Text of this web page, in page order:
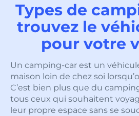
Types de
trouvez le
pour votre
Un camping-car est un
maison loin de chez soi
C’est bien plus que du
tous ceux qui souhaitent
leur propre espace sans se